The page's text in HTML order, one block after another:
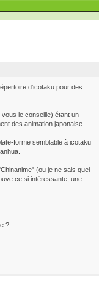
d'icotaku pour des
le conseille) étant un
des animation japonaise
forme semblable à icotaku
(ou je ne sais quel
ce si intéressante, une
?